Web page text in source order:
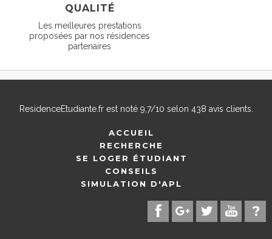
QUALITÉ
Les meilleures prestations
proposées par nos résidences
partenaires
ResidenceEtudiante.frest noté 9,7/10 selon 438 avis clients.
ACCUEIL
RECHERCHE
SE LOGER ÉTUDIANT
CONSEILS
SIMULATION D'APL